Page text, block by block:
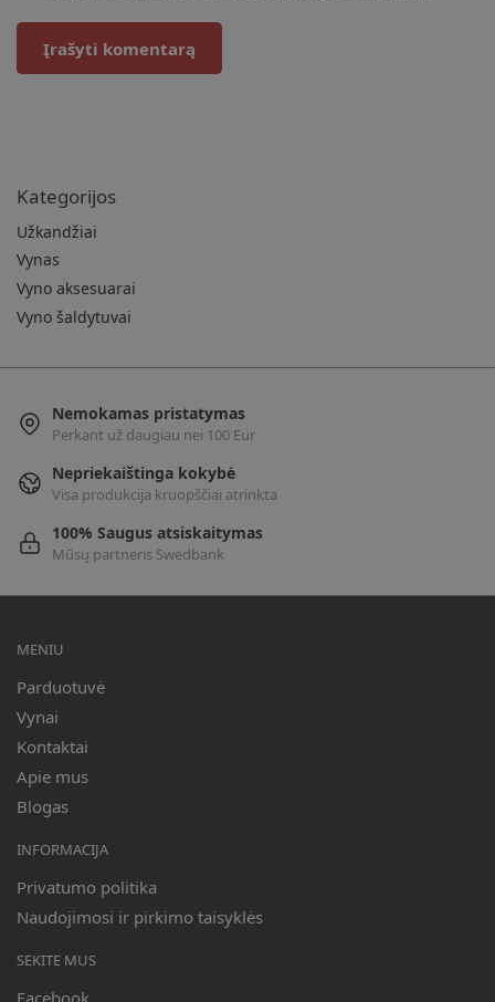
Kategorijos
Užkandžiai
Vynas
Vyno aksesuarai
Vyno šaldytuvai
Nemokamas pristatymas
Perkant už daugiau nei 100 Eur
Nepriekaištinga kokybė
Visa produkcija kruopščiai atrinkta
100% Saugus atsiskaitymas
Mūsų partneris Swedbank
MENIU
Parduotuvė
Vynai
Kontaktai
Apie mus
Blogas
INFORMACIJA
Privatumo politika
Naudojimosi ir pirkimo taisyklės
SEKITE MUS
Facebook